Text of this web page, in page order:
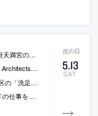
5.13
SAT
。屋根の植物が季節により移ろいを見せる
案。各所の“三角”は機能性と意匠的抑揚の役割を担う
な要素を散りばめて“自由な振舞”を引き出す
関わるデザイナーを募集中